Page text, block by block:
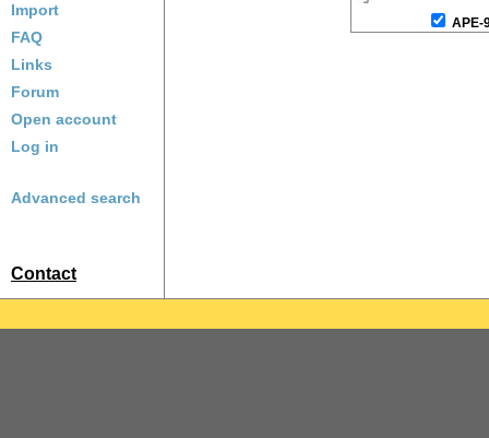
Import
FAQ
Links
Forum
Open account
Log in
Advanced search
Contact
APE-